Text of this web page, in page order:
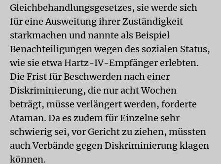
Gleichbehandlungsgesetzes, sie werde sich
für eine Ausweitung ihrer Zuständigkeit
starkmachen und nannte als Beispiel
Benachteiligungen wegen des sozialen Status,
wie sie etwa Hartz-IV-Empfänger erlebten.
Die Frist für Beschwerden nach einer
Diskriminierung, die nur acht Wochen
beträgt, müsse verlängert werden, forderte
Ataman. Da es zudem für Einzelne sehr
schwierig sei, vor Gericht zu ziehen, müssten
auch Verbände gegen Diskriminierung klagen
können.